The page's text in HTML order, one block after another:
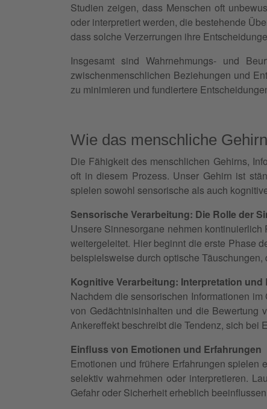
Studien zeigen, dass Menschen oft
oder interpretiert werden, die bestehende
dass solche Verzerrungen ihre
Insgesamt sind Wahrnehmungs- und
zwischenmenschlichen Beziehungen und
zu minimieren und fundiertere
Wie das menschliche
Die Fähigkeit des menschlichen Gehirns,
oft in diesem Prozess. Unser Gehirn ist
spielen sowohl sensorische als auch
Sensorische Verarbeitung: Die Rolle der
Unsere Sinnesorgane nehmen
weitergeleitet. Hier beginnt die erste Phase
beispielsweise durch optische Täuschungen,
Kognitive Verarbeitung: Interpretation und
Nachdem die sensorischen Informationen
von Gedächtnisinhalten und die Bewertung
Ankereffekt beschreibt die Tendenz, sich bei
Einfluss von Emotionen und Erfahrungen
Emotionen und frühere Erfahrungen spielen
selektiv wahrnehmen oder interpretieren.
Gefahr oder Sicherheit erheblich